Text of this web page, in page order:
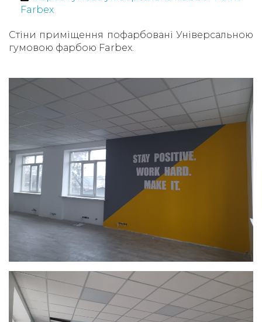
Farbex
Стіни приміщення пофарбовані Універсальною
гумовою фарбою Farbex.